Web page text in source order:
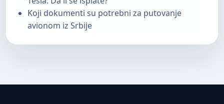
Koji dokumenti su potrebni za putovanje
avionom iz Srbije